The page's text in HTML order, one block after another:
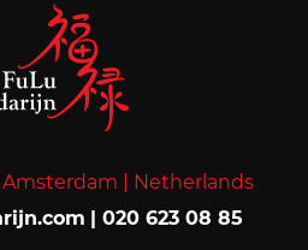
Amsterdam |
Netherlands
| 020 623 08 85